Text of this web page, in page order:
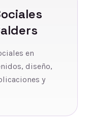
en
diseño,
y